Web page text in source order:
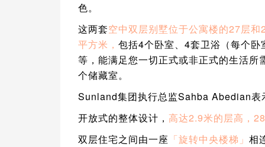
色。
这两套空中双层别墅位于公寓楼的27层
平方米， 包括4个卧室、4套卫浴（每个
等，能满足您一切正式或非正式的生活
个储藏室。
Sunland集团执行总监Sahba Abedian表
开放式的整体设计， 高达2.9米的层高，
双层住宅之间由一座 「旋转中央楼梯」 相